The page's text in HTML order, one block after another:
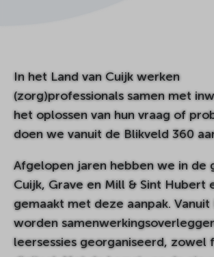
In het Land van Cuijk werken
(zorg)professionals samen met
het oplossen van hun vraag of
doen we vanuit de Blikveld 360
Afgelopen jaren hebben we in de
Cuijk, Grave en Mill & Sint Hubert
gemaakt met deze aanpak.
worden
leersessies georganiseerd, zowel